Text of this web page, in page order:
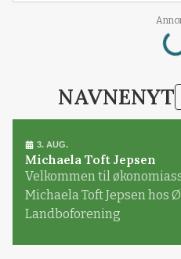
NAVNENYT
3. AUG.
Michaela Toft Jepsen
Velkommen til
Michaela Toft Jepsen hos
Landboforening